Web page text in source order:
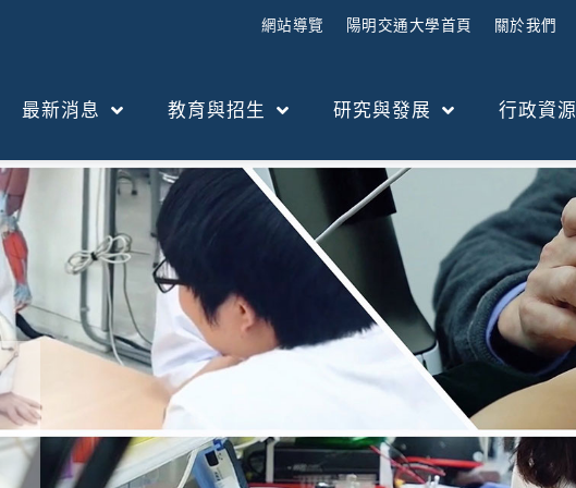
網站導覽 陽明交通大學首頁 關於我們
最新消息 教育與招生 研究與發展 行政資源